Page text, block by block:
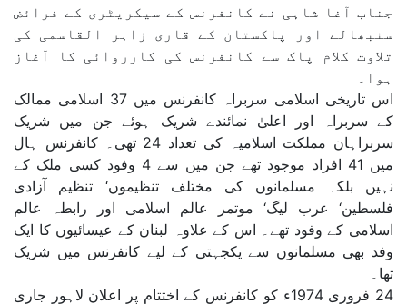
جناب آغا شاہی نے کانفرنس کے سیکریٹری کے فرائض
سنبھالے اور پاکستان کے قاری زاہر القاسمی کی
تلاوت کلام پاک سے کانفرنس کی کارروائی کا آغاز
ہوا۔
اس تاریخی اسلامی سربراہ کانفرنس میں 37 اسلامی ممالک
کے سربراہ اور اعلیٰ نمائندے شریک ہوئے جن میں شریک
سربراہان مملکت اسلامیہ کی تعداد 24 تھی۔ کانفرنس ہال
میں 41 افراد موجود تھے جن میں سے 4 وفود کسی ملک کے
نہیں بلکہ مسلمانوں کی مختلف تنظیموں‘ تنظیم آزادی
فلسطین‘ عرب لیگ‘ موتمر عالم اسلامی اور رابطہ عالم
اسلامی کے وفود تھے۔ اس کے علاوہ لبنان کے عیسائیوں کا ایک
وفد بھی مسلمانوں سے یکجہتی کے لیے کانفرنس میں شریک
تھا۔
24 فروری 1974ء کو کانفرنس کے اختتام پر اعلان لاہور جاری